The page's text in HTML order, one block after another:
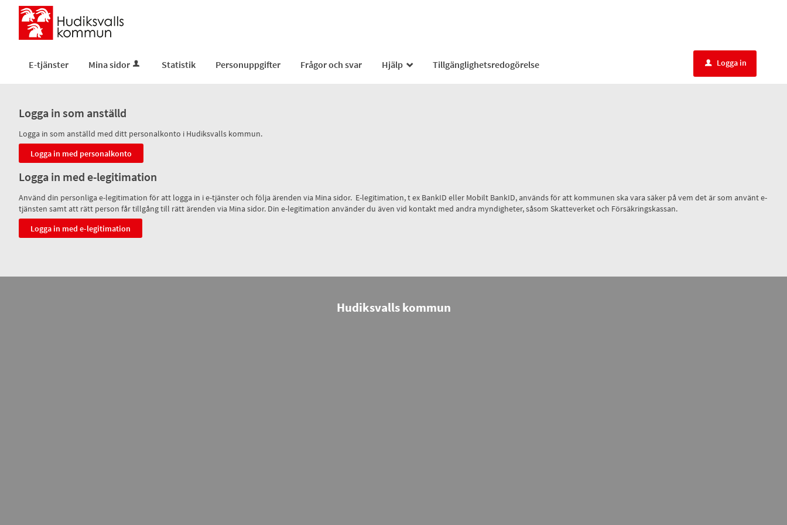
E-tjänster Mina sidor Statistik Personuppgifter Frågor och svar Hjälp _ Tillgänglighetsredogörelse u Logga in
Logga in som anställd
Logga in som anställd med ditt personalkonto i Hudiksvalls kommun.
Logga in med e-legitimation
Använd din personliga e-legitimation för att logga in i e-tjänster och följa ärenden via Mina sidor. E-legitimation, t ex BankID eller Mobilt BankID, används för att kommunen ska vara säker på vem det är som använt e-
tjänsten samt att rätt person får tillgång till rätt ärenden via Mina sidor. Din e-legitimation använder du även vid kontakt med andra myndigheter, såsom Skatteverket och Försäkringskassan.
Hudiksvalls kommun